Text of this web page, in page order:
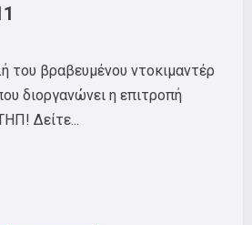
του βραβευμένου ντοκιμαντέρ
διοργανώνει η επιτροπή
Δείτε...